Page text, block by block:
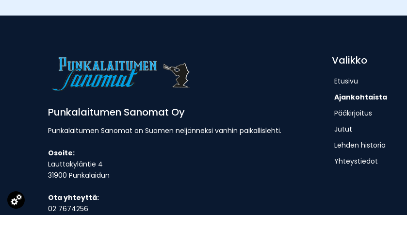
Punkalaitumen Sanomat Oy
Punkalaitumen Sanomat on Suomen neljänneksi vanhin paikallislehti.
Osoite:
Lauttakyläntie 4
31900 Punkalaidun
Ota yhteyttä:
02 7674256
Valikko
Etusivu
Ajankohtaista
Pääkirjoitus
Jutut
Lehden historia
Yhteystiedot